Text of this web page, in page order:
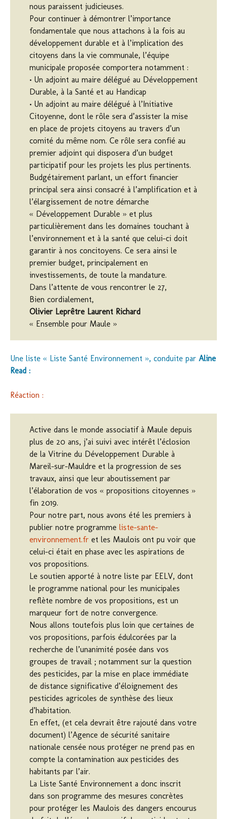
nous paraissent judicieuses.
Pour continuer à démontrer l’importance
fondamentale que nous attachons à la fois au
développement durable et à l’implication des
citoyens dans la vie communale, l’équipe
municipale proposée comportera notamment :
• Un adjoint au maire délégué au Développement
Durable, à la Santé et au Handicap
• Un adjoint au maire délégué à l’Initiative
Citoyenne, dont le rôle sera d’assister la mise
en place de projets citoyens au travers d’un
comité du même nom. Ce rôle sera confié au
premier adjoint qui disposera d’un budget
participatif pour les projets les plus pertinents.
Budgétairement parlant, un effort financier
principal sera ainsi consacré à l’amplification et à
l’élargissement de notre démarche
« Développement Durable » et plus
particulièrement dans les domaines touchant à
l’environnement et à la santé que celui-ci doit
garantir à nos concitoyens. Ce sera ainsi le
premier budget, principalement en
investissements, de toute la mandature.
Dans l’attente de vous rencontrer le 27,
Bien cordialement,
Olivier Leprêtre Laurent Richard
« Ensemble pour Maule »
Une liste « Liste Santé Environnement », conduite par Aline
Read :
Réaction :
Active dans le monde associatif à Maule depuis
plus de 20 ans, j’ai suivi avec intérêt l’éclosion
de la Vitrine du Développement Durable à
Mareil-sur-Mauldre et la progression de ses
travaux, ainsi que leur aboutissement par
l’élaboration de vos « propositions citoyennes »
fin 2019.
Pour notre part, nous avons été les premiers à
publier notre programme liste-sante-
environnement.fr et les Maulois ont pu voir que
celui-ci était en phase avec les aspirations de
vos propositions.
Le soutien apporté à notre liste par EELV, dont
le programme national pour les municipales
reflète nombre de vos propositions, est un
marqueur fort de notre convergence.
Nous allons toutefois plus loin que certaines de
vos propositions, parfois édulcorées par la
recherche de l’unanimité posée dans vos
groupes de travail ; notamment sur la question
des pesticides, par la mise en place immédiate
de distance significative d’éloignement des
pesticides agricoles de synthèse des lieux
d’habitation.
En effet, (et cela devrait être rajouté dans votre
document) l’Agence de sécurité sanitaire
nationale censée nous protéger ne prend pas en
compte la contamination aux pesticides des
habitants par l’air.
La Liste Santé Environnement a donc inscrit
dans son programme des mesures concrètes
pour protéger les Maulois des dangers encourus